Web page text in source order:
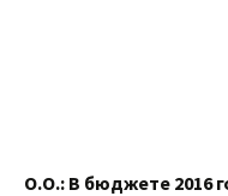
О.О.: В бюджете 2016